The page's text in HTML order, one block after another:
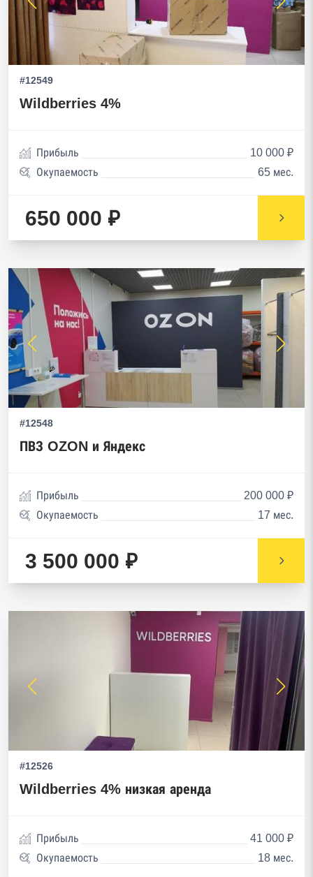
#12549
Wildberries 4%
Прибыль
10 000 ₽
Окупаемость
65 мес.
650 000 ₽
#12548
ПВЗ OZON и Яндекс
Прибыль
200 000 ₽
Окупаемость
17 мес.
3 500 000 ₽
#12526
Wildberries 4% низкая аренда
Прибыль
41 000 ₽
Окупаемость
18 мес.